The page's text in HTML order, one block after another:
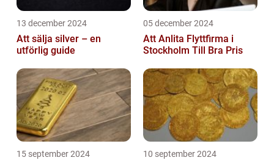
13 december 2024
Att sälja silver – en
utförlig guide
05 december 2024
Att Anlita Flyttfirma i
Stockholm Till Bra Pris
15 september 2024 10 september 2024